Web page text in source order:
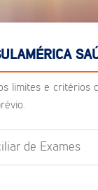
limites e
de Exames